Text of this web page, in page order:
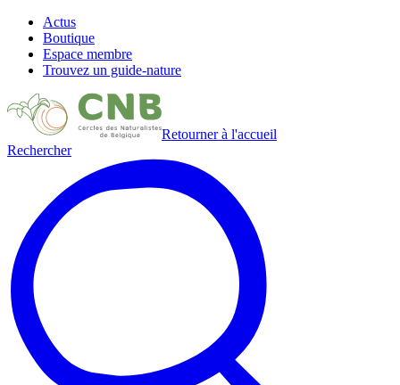
Actus
Boutique
Espace membre
Trouvez un guide-nature
Retourner à l'accueil
Rechercher